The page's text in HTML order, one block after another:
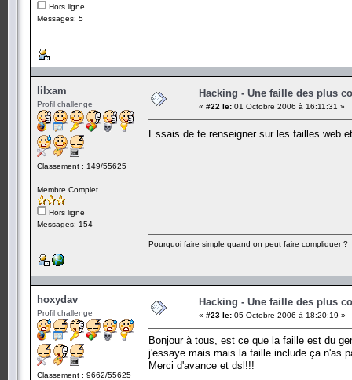
Hors ligne
Messages: 5
lilxam
Profil challenge
Classement : 149/55625
Membre Complet
Hors ligne
Messages: 154
Hacking - Une faille des plus
« #22 le: 01 Octobre 2006 à 16:11:31 »
Essais de te renseigner sur les failles web
Pourquoi faire simple quand on peut faire compliquer ?
hoxydav
Profil challenge
Classement : 9662/55625
Hacking - Une faille des plus
« #23 le: 05 Octobre 2006 à 18:20:19 »
Bonjour à tous, est ce que la faille est du
j'essaye mais mais la faille include ça n'as
Merci d'avance et dsl!!!